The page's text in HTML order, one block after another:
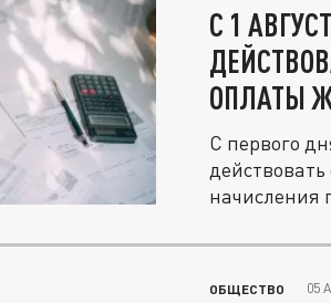
С 1
ОПЛАТЫ
С первого
начисления
ОБЩЕСТВО 05